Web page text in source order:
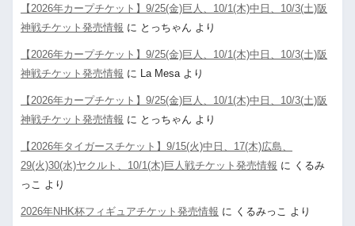
【2026年カープチケット】9/25(金)巨人、10/1(木)中日、10/3(土)阪
神戦チケット発売情報 に とっちゃん より
【2026年カープチケット】9/25(金)巨人、10/1(木)中日、10/3(土)阪
神戦チケット発売情報 に La Mesa より
【2026年カープチケット】9/25(金)巨人、10/1(木)中日、10/3(土)阪
神戦チケット発売情報 に とっちゃん より
【2026年タイガースチケット】9/15(火)中日、17(木)広島、
29(火)30(水)ヤクルト、10/1(木)巨人戦チケット発売情報 に くるみ
っこ より
2026年NHK杯フィギュアチケット発売情報 に くるみっこ より